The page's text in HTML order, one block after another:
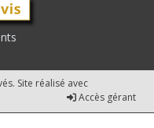
Site réalisé avec
Accès gérant